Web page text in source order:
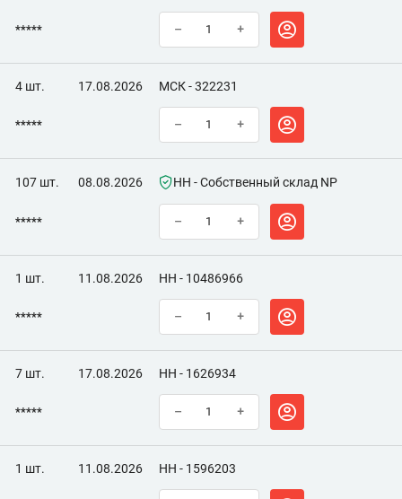
***** – +
4 шт. 17.08.2026 МСК - 322231
***** – +
107 шт. 08.08.2026 НН - Собственный склад NP
***** – +
1 шт. 11.08.2026 НН - 10486966
***** – +
7 шт. 17.08.2026 НН - 1626934
***** – +
1 шт. 11.08.2026 НН - 1596203